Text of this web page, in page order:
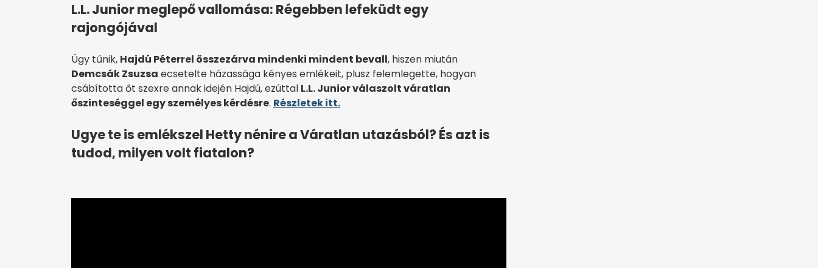
L.L. Junior meglepő vallomása: Régebben lefeküdt egy
rajongójával
Úgy tűnik, Hajdú Péterrel összezárva mindenki mindent bevall, hiszen miután
Demcsák Zsuzsa ecsetelte házassága kényes emlékeit, plusz felemlegette, hogyan
csábította őt szexre annak idején Hajdú, ezúttal L.L. Junior válaszolt váratlan
őszinteséggel egy személyes kérdésre. Részletek itt.
Ugye te is emlékszel Hetty nénire a Váratlan utazásból? És azt is
tudod, milyen volt fiatalon?